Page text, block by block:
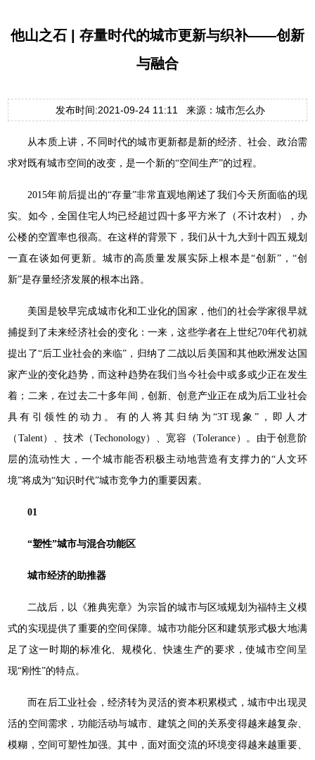
他山之石 | 存量时代的城市更新与织补——创新
与融合
发布时间:2021-09-24 11:11 来源：城市怎么办
从本质上讲，不同时代的城市更新都是新的经济、社会、政治需
求对既有城市空间的改变，是一个新的“空间生产”的过程。
2015年前后提出的“存量”非常直观地阐述了我们今天所面临的现
实。如今，全国住宅人均已经超过四十多平方米了（不计农村），办
公楼的空置率也很高。在这样的背景下，我们从十九大到十四五规划
一直在谈如何更新。城市的高质量发展实际上根本是“创新”，“创
新”是存量经济发展的根本出路。
美国是较早完成城市化和工业化的国家，他们的社会学家很早就
捕捉到了未来经济社会的变化：一来，这些学者在上世纪70年代初就
提出了“后工业社会的来临”，归纳了二战以后美国和其他欧洲发达国
家产业的变化趋势，而这种趋势在我们当今社会中或多或少正在发生
着；二来，在过去二十多年间，创新、创意产业正在成为后工业社会
具有引领性的动力。有的人将其归纳为“3T现象”，即人才
（Talent）、技术（Techonology）、宽容（Tolerance）。由于创意阶
层的流动性大，一个城市能否积极主动地营造有支撑力的“人文环
境”将成为“知识时代”城市竞争力的重要因素。
01
“塑性”城市与混合功能区
城市经济的助推器
二战后，以《雅典宪章》为宗旨的城市与区域规划为福特主义模
式的实现提供了重要的空间保障。城市功能分区和建筑形式极大地满
足了这一时期的标准化、规模化、快速生产的要求，使城市空间呈
现“刚性”的特点。
而在后工业社会，经济转为灵活的资本积累模式，城市中出现灵
活的空间需求，功能活动与城市、建筑之间的关系变得越来越复杂、
模糊，空间可塑性加强。其中，面对面交流的环境变得越来越重要、